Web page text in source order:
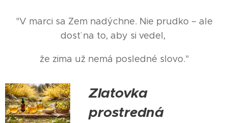
"V marci sa Zem nadýchne. Nie prudko – ale
dosť na to, aby si vedel,
že zima už nemá posledné slovo."
Zlatovka
prostredná